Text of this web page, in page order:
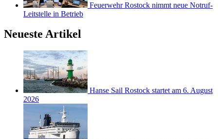
Feuerwehr Rostock nimmt neue Notruf-
Leitstelle in Betrieb
Neueste Artikel
Hanse Sail Rostock startet am 6. August
2026